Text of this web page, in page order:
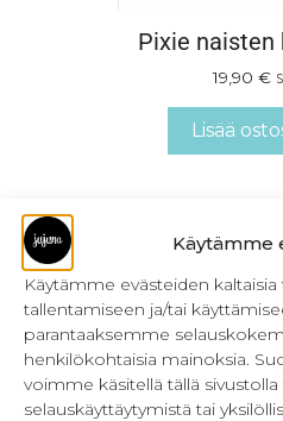
Käytämme
Käytämme evästeiden
tallentamiseen ja/tai
parantaaksemme
henkilökohtaisia mainoksia.
voimme käsitellä tällä
selauskäyttäytymistä tai
Pixie naisten
19,90 €
Lisää